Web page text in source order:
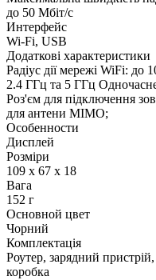
до 50 Мбіт/с
Интерфейс
Wi-Fi, USB
Додаткові характеристики
Радіус дії мережі WiFi: до
2.4 ГГц та 5 ГГц
Роз'єм для підключення
для антени MIMO;
Особенности
Дисплей
Розміри
109 x 67 x 18
Вага
152 г
Основной цвет
Чорний
Комплектація
Роутер, зарядний
коробка